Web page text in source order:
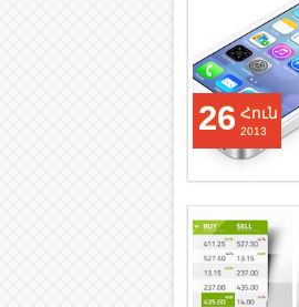
26 Հուն
2013